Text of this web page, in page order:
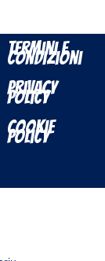
Termini e
Condizioni
Privacy
Policy
Cookie
Policy